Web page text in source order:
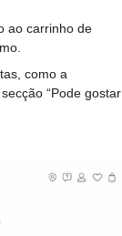
ao carrinho de
como a
“Pode gostar